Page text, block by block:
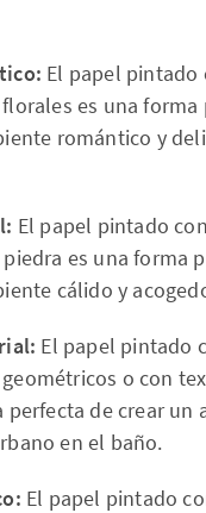
El papel pintado
es una forma
romántico y
El papel pintado
es una forma
cálido y
El papel pintado
o con
perfecta de crear un
en el baño.
El papel pintado